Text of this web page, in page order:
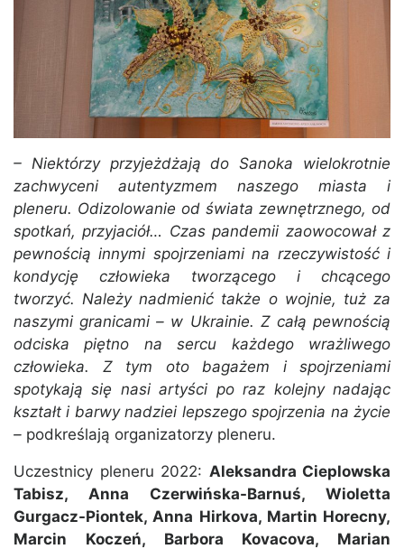
– Niektórzy przyjeżdżają do Sanoka wielokrotnie
zachwyceni autentyzmem naszego miasta i
pleneru. Odizolowanie od świata zewnętrznego, od
spotkań, przyjaciół… Czas pandemii zaowocował z
pewnością innymi spojrzeniami na rzeczywistość i
kondycję człowieka tworzącego i chcącego
tworzyć. Należy nadmienić także o wojnie, tuż za
naszymi granicami – w Ukrainie. Z całą pewnością
odciska piętno na sercu każdego wrażliwego
człowieka. Z tym oto bagażem i spojrzeniami
spotykają się nasi artyści po raz kolejny nadając
kształt i barwy nadziei lepszego spojrzenia na życie
– podkreślają organizatorzy pleneru.
Uczestnicy pleneru 2022: Aleksandra Cieplowska
Tabisz, Anna Czerwińska-Barnuś, Wioletta
Gurgacz-Piontek, Anna Hirkova, Martin Horecny,
Marcin Koczeń, Barbora Kovacova, Marian